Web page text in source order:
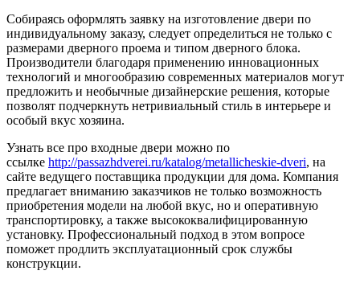
Собираясь оформлять заявку на изготовление двери по
индивидуальному заказу, следует определиться не только с
размерами дверного проема и типом дверного блока.
Производители благодаря применению инновационных
технологий и многообразию современных материалов могут
предложить и необычные дизайнерские решения, которые
позволят подчеркнуть нетривиальный стиль в интерьере и
особый вкус хозяина.
Узнать все про входные двери можно по
ссылке http://passazhdverei.ru/katalog/metallicheskie-dveri, на
сайте ведущего поставщика продукции для дома. Компания
предлагает вниманию заказчиков не только возможность
приобретения модели на любой вкус, но и оперативную
транспортировку, а также высококвалифицированную
установку. Профессиональный подход в этом вопросе
поможет продлить эксплуатационный срок службы
конструкции.